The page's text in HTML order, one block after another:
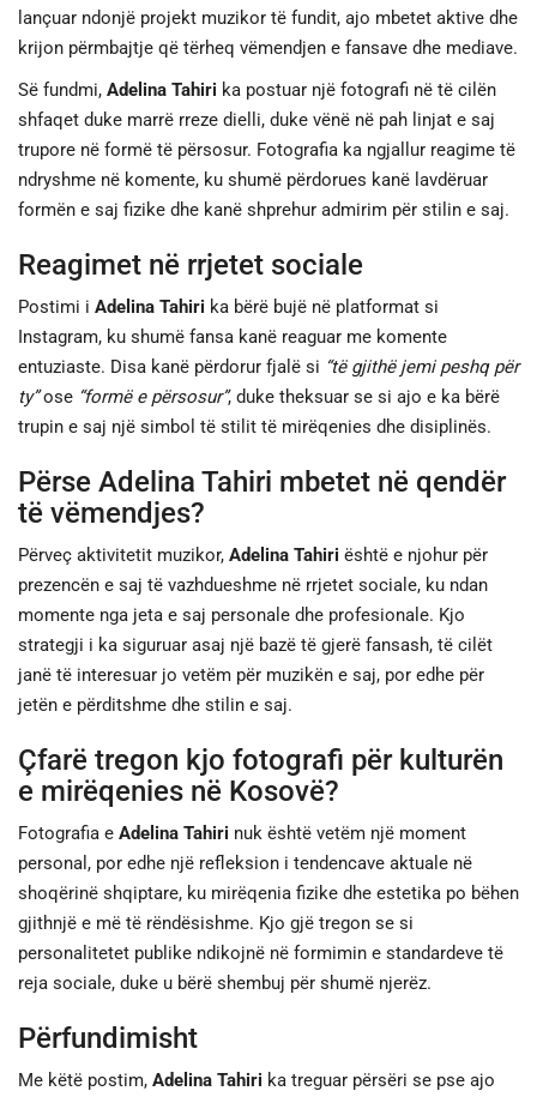
lançuar ndonjë projekt muzikor të fundit, ajo mbetet aktive dhe
krijon përmbajtje që tërheq vëmendjen e fansave dhe mediave.
Së fundmi, Adelina Tahiri ka postuar një fotografi në të cilën
shfaqet duke marrë rreze dielli, duke vënë në pah linjat e saj
trupore në formë të përsosur. Fotografia ka ngjallur reagime të
ndryshme në komente, ku shumë përdorues kanë lavdëruar
formën e saj fizike dhe kanë shprehur admirim për stilin e saj.
Reagimet në rrjetet sociale
Postimi i Adelina Tahiri ka bërë bujë në platformat si
Instagram, ku shumë fansa kanë reaguar me komente
entuziaste. Disa kanë përdorur fjalë si “të gjithë jemi peshq për
ty”ose “formë e përsosur”, duke theksuar se si ajo e ka bërë
trupin e saj një simbol të stilit të mirëqenies dhe disiplinës.
Përse Adelina Tahiri mbetet në qendër
të vëmendjes?
Përveç aktivitetit muzikor, Adelina Tahiri është e njohur për
prezencën e saj të vazhdueshme në rrjetet sociale, ku ndan
momente nga jeta e saj personale dhe profesionale. Kjo
strategji i ka siguruar asaj një bazë të gjerë fansash, të cilët
janë të interesuar jo vetëm për muzikën e saj, por edhe për
jetën e përditshme dhe stilin e saj.
Çfarë tregon kjo fotografi për kulturën
e mirëqenies në Kosovë?
Fotografia e Adelina Tahiri nuk është vetëm një moment
personal, por edhe një refleksion i tendencave aktuale në
shoqërinë shqiptare, ku mirëqenia fizike dhe estetika po bëhen
gjithnjë e më të rëndësishme. Kjo gjë tregon se si
personalitetet publike ndikojnë në formimin e standardeve të
reja sociale, duke u bërë shembuj për shumë njerëz.
Përfundimisht
Me këtë postim, Adelina Tahiri ka treguar përsëri se pse ajo